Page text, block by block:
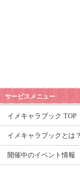
サービスメニュー
イメキャラブック TOP
イメキャラブックとは
開催中のイベント情報